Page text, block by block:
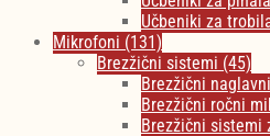
Učbeniki za
Mikrofoni (131)
Brezžični sistemi (45)
Brezžični
Brezžični ročni
Brezžični sistemi